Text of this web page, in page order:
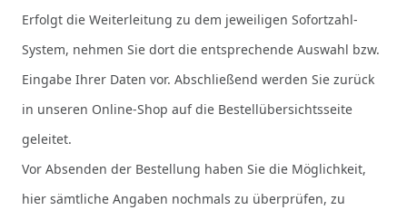
Erfolgt die Weiterleitung zu dem jeweiligen Sofortzahl-
System, nehmen Sie dort die entsprechende Auswahl bzw.
Eingabe Ihrer Daten vor. Abschließend werden Sie zurück
in unseren Online-Shop auf die Bestellübersichtsseite
geleitet.
Vor Absenden der Bestellung haben Sie die Möglichkeit,
hier sämtliche Angaben nochmals zu überprüfen, zu